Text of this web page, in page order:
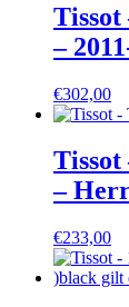
Tissot
–
€302,00
Tissot
–
€233,00